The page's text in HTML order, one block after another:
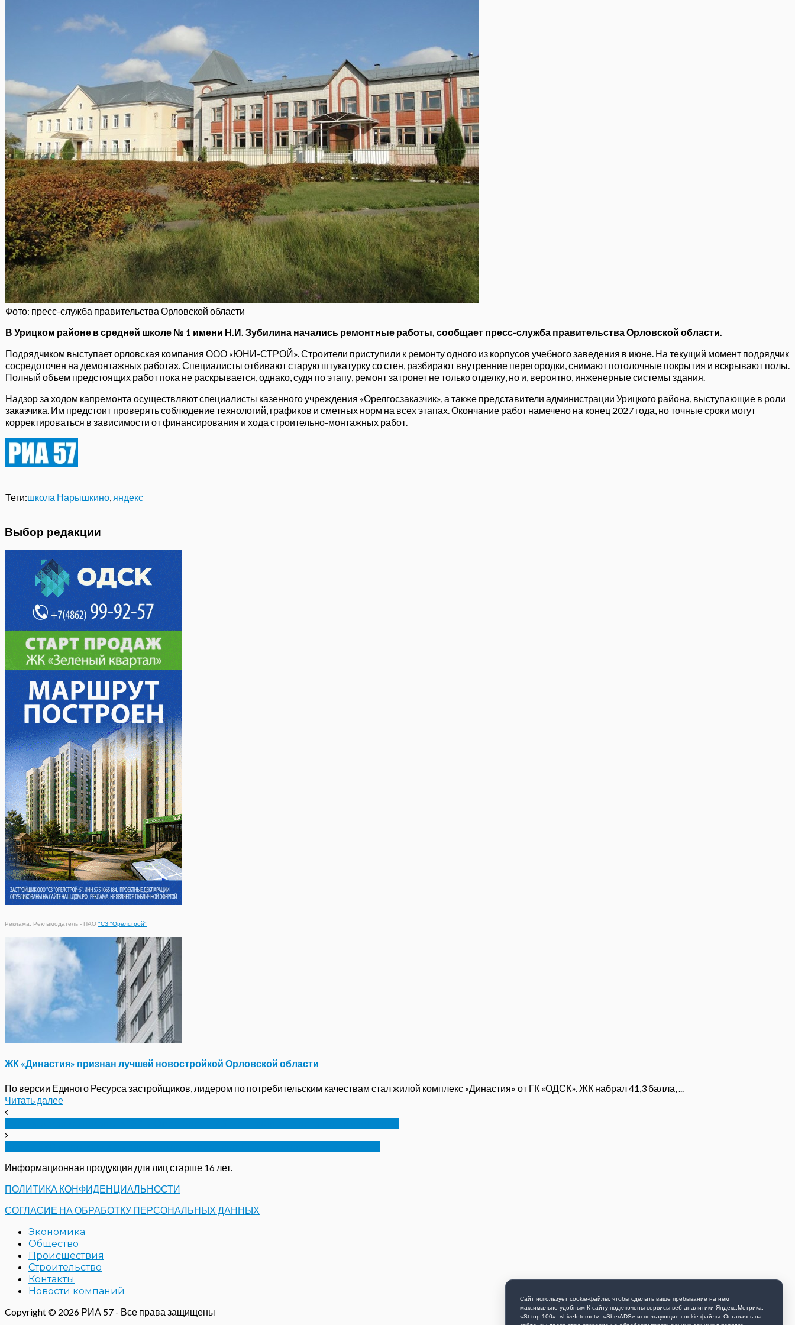
Фото: пресс-служба правительства Орловской области
В Урицком районе в средней школе № 1 имени Н.И. Зубилина начались ремонтные работы, сообщает пресс-служба правительства Орловской области.
Подрядчиком выступает орловская компания ООО «ЮНИ-СТРОЙ». Строители приступили к ремонту одного из корпусов учебного заведения в июне. На текущий момент подрядчик
сосредоточен на демонтажных работах. Специалисты отбивают старую штукатурку со стен, разбирают внутренние перегородки, снимают потолочные покрытия и вскрывают полы.
Полный объем предстоящих работ пока не раскрывается, однако, судя по этапу, ремонт затронет не только отделку, но и, вероятно, инженерные системы здания.
Надзор за ходом капремонта осуществляют специалисты казенного учреждения «Орелгосзаказчик», а также представители администрации Урицкого района, выступающие в роли
заказчика. Им предстоит проверять соблюдение технологий, графиков и сметных норм на всех этапах. Окончание работ намечено на конец 2027 года, но точные сроки могут
корректироваться в зависимости от финансирования и хода строительно-монтажных работ.
Теги:школа Нарышкино яндекс
Выбор редакции
Реклама. Рекламодатель - ПАО "СЗ "Орелстрой"
ЖК «Династия» признан лучшей новостройкой Орловской области
По версии Единого Ресурса застройщиков, лидером по потребительским качествам стал жилой комплекс «Династия» от ГК «ОДСК». ЖК набрал 41,3 балла, ...
Читать далее
Информационная продукция для лиц старше 16 лет.
ПОЛИТИКА КОНФИДЕНЦИАЛЬНОСТИ
СОГЛАСИЕ НА ОБРАБОТКУ ПЕРСОНАЛЬНЫХ ДАННЫХ
Экономика
Общество
Происшествия
Строительство
Контакты
Новости компаний
Copyright © 2026 РИА 57 - Все права защищены
Сайт использует cookie-файлы, чтобы сделать ваше пребывание на нем
максимально удобным К cайту подключены сервисы веб-аналитики Яндекс.Метрика,
«St.top.100», «LiveInternet», «SberADS» использующиe cookie-файлы. Оставаясь на